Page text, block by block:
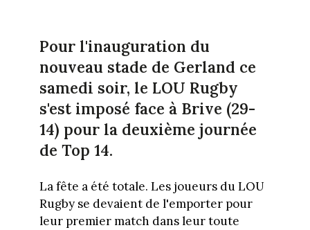
Pour l'inauguration du
nouveau stade de Gerland ce
samedi soir, le LOU Rugby
s'est imposé face à Brive (29-
14) pour la deuxième journée
de Top 14.
La fête a été totale. Les joueurs du LOU
Rugby se devaient de l'emporter pour
leur premier match dans leur toute